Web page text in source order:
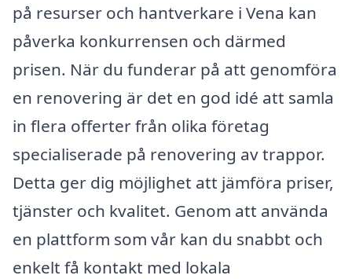
på resurser och hantverkare i Vena kan
påverka konkurrensen och därmed
prisen. När du funderar på att genomföra
en renovering är det en god idé att samla
in flera offerter från olika företag
specialiserade på renovering av trappor.
Detta ger dig möjlighet att jämföra priser,
tjänster och kvalitet. Genom att använda
en plattform som vår kan du snabbt och
enkelt få kontakt med lokala